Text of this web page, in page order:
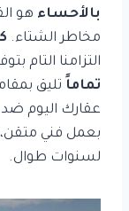
بالأحساء هو
مخاطر الشتاء.
التزامنا التام
تماماً تليق
عقارك اليوم
بعمل فني
لسنوات طوال.